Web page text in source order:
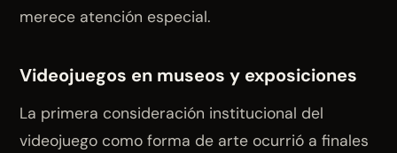
merece atención especial.
Videojuegos en museos y exposiciones
La primera consideración institucional del
videojuego como forma de arte ocurrió a finales